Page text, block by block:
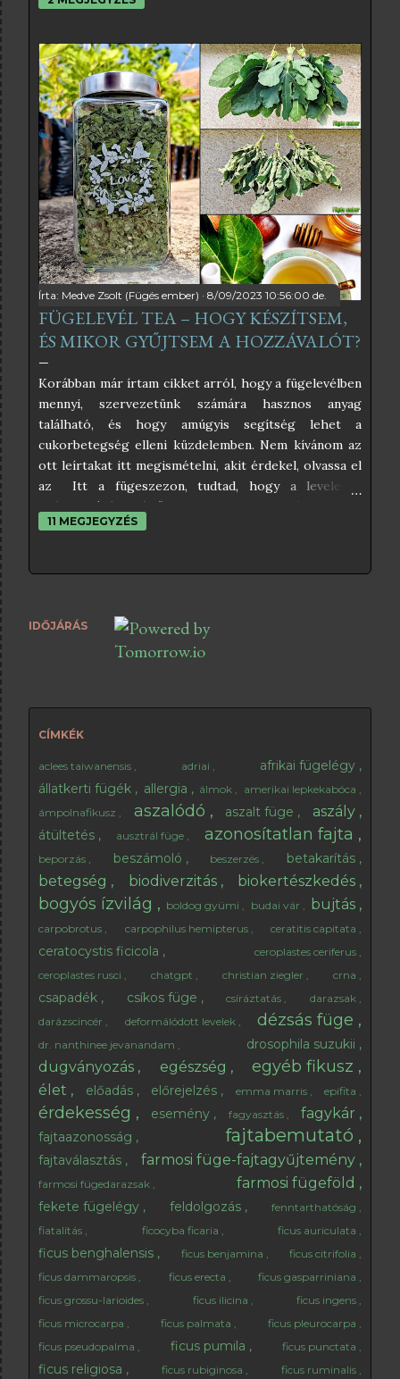
éreztem, nektek is be kell, hogy mutassam. Az
találni, amelyek közül némelyikben egészen
elképesztő hozzávalók is vannak, amelyektől éppen
hogy csak pont egészséges nem lesz. Én az
egyszerűségben hiszek, és abban, hogy a befőzés
szabályait betartva nincs szükség tartósítószerekre
sem, ezért az én receptem teljesen egyszerű. Ha
pedig a kristálycukrot helyettesítjük valamilyen
édesítőszerrel, akkor még inkább egészséges lesz a
végeredmény. A fügelevélből főzött szörpnek
kimondottan különleges íze van, ami vagy ízleni fog,
vagy nem. Nekem nagyon ízlik, kimondottan frissítő
hideg szódával, szó...
Írta: Medve Zsolt (Fügés ember) 8/09/2023 10:56:00 de.
FÜGELEVÉL TEA – HOGY KÉSZÍTSEM,
ÉS MIKOR GYŰJTSEM A HOZZÁVALÓT?
Korábban már írtam cikket arról, hogy a fügelevélben
mennyi, szervezetünk számára hasznos anyag
található, és hogy amúgyis segítség lehet a
cukorbetegség elleni küzdelemben. Nem kívánom az
ott leírtakat itt megismételni, akit érdekel, olvassa el
az Itt a fügeszezon, tudtad, hogy a levele is
gyógyhatású? című cikkemet, mert abból mindent
megtudhat a fügelevél, és a cukorbetegség
tea természetesen nem csak cukorbetegek számára
ajánlható. Ha szeretsz teázni, akkor kiválthat egy-egy
élénkítő anyagok, így nem fogják gátolni az esti
elalvást. Emellett rendkívül kellemes illata van, főleg
alkalmas tea alapanyagnak? Csak e...
11 MEGJEGYZÉS
IDŐJÁRÁS
CÍMKÉK
aclees taiwanensis adriai
afrikai fügelégy
állatkerti fügék
allergia álmok
amerikai lepkekabóca
ámpolnafikusz
aszalódó aszalt füge aszály
átültetés ausztrál füge azonosítatlan fajta
beporzás beszámoló beszerzés betakarítás
betegség biodiverzitás biokertészkedés
bogyós ízvilág boldog gyümi budai vár bujtás
carpobrotus carpophilus hemipterus ceratitis capitata
ceratocystis ficicola
ceroplastes ceriferus
ceroplastes rusci
chatgpt christian ziegler crna
csapadék csíkos füge csíráztatás
darazsak
darázscincér
deformálódott levelek dézsás füge
dr. nanthinee jevanandam drosophila suzukii
dugványozás egészség egyéb fikusz
élet előadás előrejelzés emma marris epifita
érdekesség esemény fagyasztás fagykár
fajtaazonosság fajtabemutató
fajtaválasztás farmosi füge-fajtagyűjtemény
farmosi fügedarazsak farmosi fügeföld
fekete fügelégy feldolgozás
fenntarthatóság
fiatalítás
ficocyba ficaria ficus auriculata
ficus benghalensis ficus benjamina
ficus citrifolia
ficus dammaropsis
ficus erecta
ficus gasparriniana
ficus grossu-larioides
ficus ilicina
ficus ingens
ficus microcarpa
ficus palmata
ficus pleurocarpa
ficus pseudopalma
ficus pumila ficus punctata
ficus religiosa ficus rubiginosa ficus ruminalis